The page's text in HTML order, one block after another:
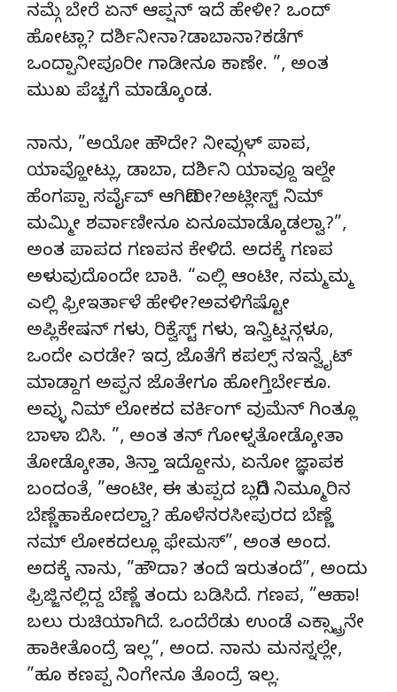
ನಮ್ಗೆ ಬೇರೆ ಏನ್ ಆಪ್ಷನ್ ಇದೆ ಹೇಳೀ? ಒಂದ್
ಹೋಟ್ಲಾ? ದರ್ಶಿನೀನಾ?ಡಾಬಾನಾ?ಕಡೆಗ್
ಒಂದ್ಪಾನೀಪೂರೀ ಗಾಡೀನೂ ಕಾಣೇ. ”, ಅಂತ
ಮುಖ ಪೆಚ್ಚಗೆ ಮಾಡ್ಕೊಂಡ.
ನಾನು, ”ಅಯೋ ಹೌದೇ? ನೀವ್ಗುಳ್ ಪಾಪ,
ಯಾವ್ಹೋಟ್ಲು, ಡಾಬಾ, ದರ್ಶಿನಿ ಯಾವ್ದೂ ಇಲ್ದೇ
ಹೆಂಗಪ್ಪಾ ಸರ್ವೈವ್ ಆಗಿದೀರೀ?ಅಟ್ಲೀಸ್ಟ್ ನಿಮ್
ಮಮ್ಮೀ ಶರ್ವಾಣೀನೂ ಏನೂಮಾಡ್ಕೊಡಲ್ವಾ?”,
ಅಂತ ಪಾಪದ ಗಣಪನ ಕೇಳಿದೆ. ಅದಕ್ಕೆ ಗಣಪ
ಅಳುವುದೊಂದೇ ಬಾಕಿ. “ಎಲ್ಲಿ ಆಂಟೀ, ನಮ್ಮಮ್ಮ
ಎಲ್ಲಿ ಫ್ರೀಇರ್ತಾಳೆ ಹೇಳೀ?ಅವಳಿಗೆಷ್ಟೋ
ಅಪ್ಲಿಕೇಷನ್ ಗಳು, ರಿಕ್ವೆಸ್ಟ್ ಗಳು, ಇನ್ವಿಟ್ಷನ್ಗಳೂ,
ಒಂದೇ ಎರಡೇ? ಇದ್ರ ಜೊತೆಗೆ ಕಪಲ್ಸ್ ನಇನ್ವೈಟ್
ಮಾಡ್ದಾಗ ಅಪ್ಪನ ಜೊತೇಗೂ ಹೋಗ್ತಿರ್ಬೇಕೂ.
ಅವ್ಳು ನಿಮ್ ಲೋಕದ ವರ್ಕಿಂಗ್ ವುಮೆನ್ ಗಿಂತ್ಲೂ
ಬಾಳಾ ಬಿಸಿ. ”, ಅಂತ ತನ್ ಗೋಳ್ನತೋಡ್ಕೋತಾ
ತೋಡ್ಕೋತಾ, ತಿನ್ತಾ ಇದ್ದೋನು, ಏನೋ ಜ್ಞಾಪಕ
ಬಂದಂತೆ, ”ಆಂಟೀ, ಈ ತುಪ್ಪದ ಬದ್ಲಿಗೆ ನಿಮ್ಮೂರಿನ
ಬೆಣ್ಣೆಹಾಕೋದಲ್ವಾ? ಹೊಳೆನರಸೀಪುರದ ಬೆಣ್ಣೆ
ನಮ್ ಲೋಕದಲ್ಲೂ ಫೇಮಸ್”, ಅಂತ ಅಂದ.
ಅದಕ್ಕೆ ನಾನು, ”ಹೌದಾ? ತಂದೆ ಇರುತಂದೆ”, ಅಂದು
ಫ್ರಿಜ್ಜಿನಲ್ಲಿದ್ದ ಬೆಣ್ಣೆ ತಂದು ಬಡಿಸಿದೆ. ಗಣಪ, ”ಆಹಾ!
ಬಲು ರುಚಿಯಾಗಿದೆ. ಒಂದೆರೆಡು ಉಂಡೆ ಎಕ್ಸ್ಟ್ರಾನೇ
ಹಾಕೀತೊಂದ್ರೆ ಇಲ್ಲ”, ಅಂದ. ನಾನು ಮನಸ್ನಲ್ಲೇ,
”ಹೂ ಕಣಪ್ಪ ನಿಂಗೇನೂ ತೊಂದ್ರೆ ಇಲ್ಲ.